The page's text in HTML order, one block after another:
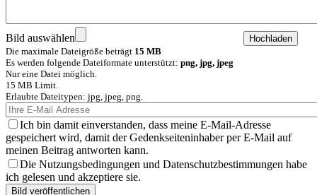
Bild auswählen
Die maximale Dateigröße beträgt 15 MB
Es werden folgende Dateiformate unterstützt: png, jpg, jpeg
Nur eine Datei möglich.
15 MB Limit.
Erlaubte Dateitypen: jpg, jpeg, png.
Ich bin damit einverstanden, dass meine E-Mail-Adresse
gespeichert wird, damit der Gedenkseiteninhaber per E-Mail auf
meinen Beitrag antworten kann.
Die Nutzungsbedingungen und Datenschutzbestimmungen habe
ich gelesen und akzeptiere sie.